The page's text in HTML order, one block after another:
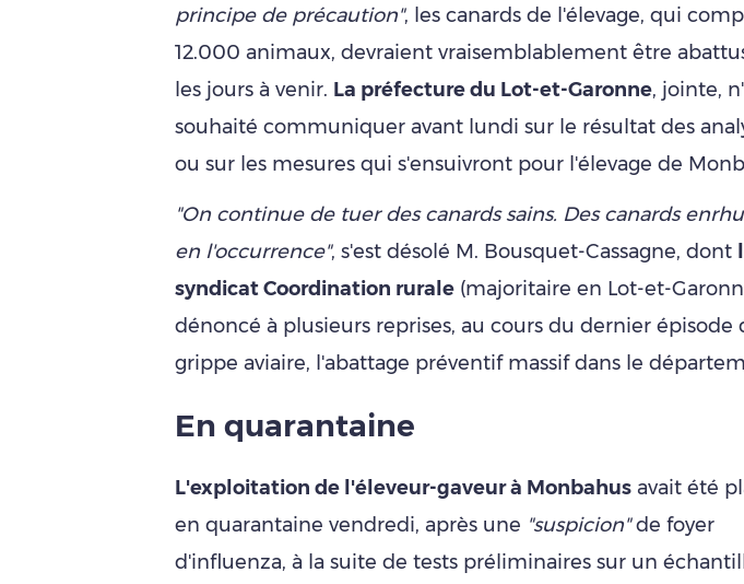
principe de précaution", les canards de l'élevage, qui
12.000 animaux, devraient vraisemblablement être
les jours à venir. La préfecture du Lot-et-Garonne, jointe,
souhaité communiquer avant lundi sur le résultat des
ou sur les mesures qui s'ensuivront pour l'élevage de
"On continue de tuer des canards sains. Des canards
en l'occurrence", s'est désolé M. Bousquet-Cassagne, dont
syndicat Coordination rurale (majoritaire en Lot-et-
dénoncé à plusieurs reprises, au cours du dernier épisode
grippe aviaire, l'abattage préventif massif dans le
En quarantaine
L'exploitation de l'éleveur-gaveur à Monbahus avait été
en quarantaine vendredi, après une "suspicion"de foyer
d'influenza, à la suite de tests préliminaires sur un